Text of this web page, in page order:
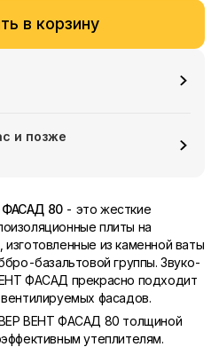
в корзину
и позже
ФАСАД 80- это жесткие
плиты на
из каменной ваты
базальтовой группы. Звуко-
ФАСАД прекрасно подходит
фасадов.
ВЕНТ ФАСАД 80 толщиной
утеплителям.